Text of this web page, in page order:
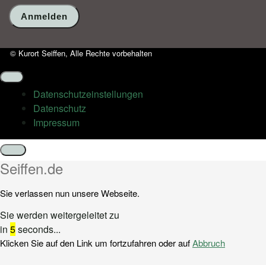
© Kurort Seiffen, Alle Rechte vorbehalten
Datenschutz­einstellungen
Datenschutz
Impressum
Schließen
Seiffen.de
Sie verlassen nun unsere Webseite.
Sie werden weitergeleitet zu
in 5seconds...
Klicken Sie auf den Link um fortzufahren oder aufAbbruch